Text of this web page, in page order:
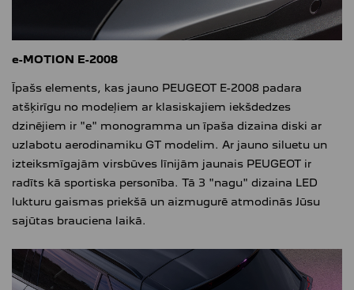
e-MOTION E-2008
Īpašs elements, kas jauno PEUGEOT E-2008 padara
atšķirīgu no modeļiem ar klasiskajiem iekšdedzes
dzinējiem ir "e" monogramma un īpaša dizaina diski ar
uzlabotu aerodinamiku GT modelim. Ar jauno siluetu un
izteiksmīgajām virsbūves līnijām jaunais PEUGEOT ir
radīts kā sportiska personība. Tā 3 "nagu" dizaina LED
lukturu gaismas priekšā un aizmugurē atmodinās Jūsu
sajūtas brauciena laikā.